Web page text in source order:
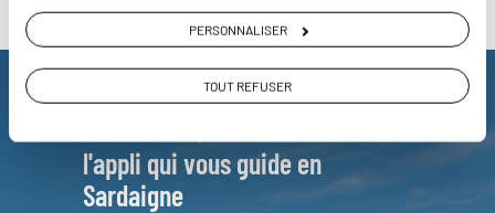
PERSONNALISER
TOUT REFUSER
Luciole,
l'appli qui vous guide en
Sardaigne